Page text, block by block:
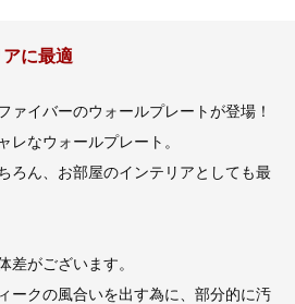
に最適
ァイバーのウォールプレートが登場！
レなウォールプレート。
ろん、お部屋のインテリアとしても最
がございます。
ークの風合いを出す為に、部分的に汚